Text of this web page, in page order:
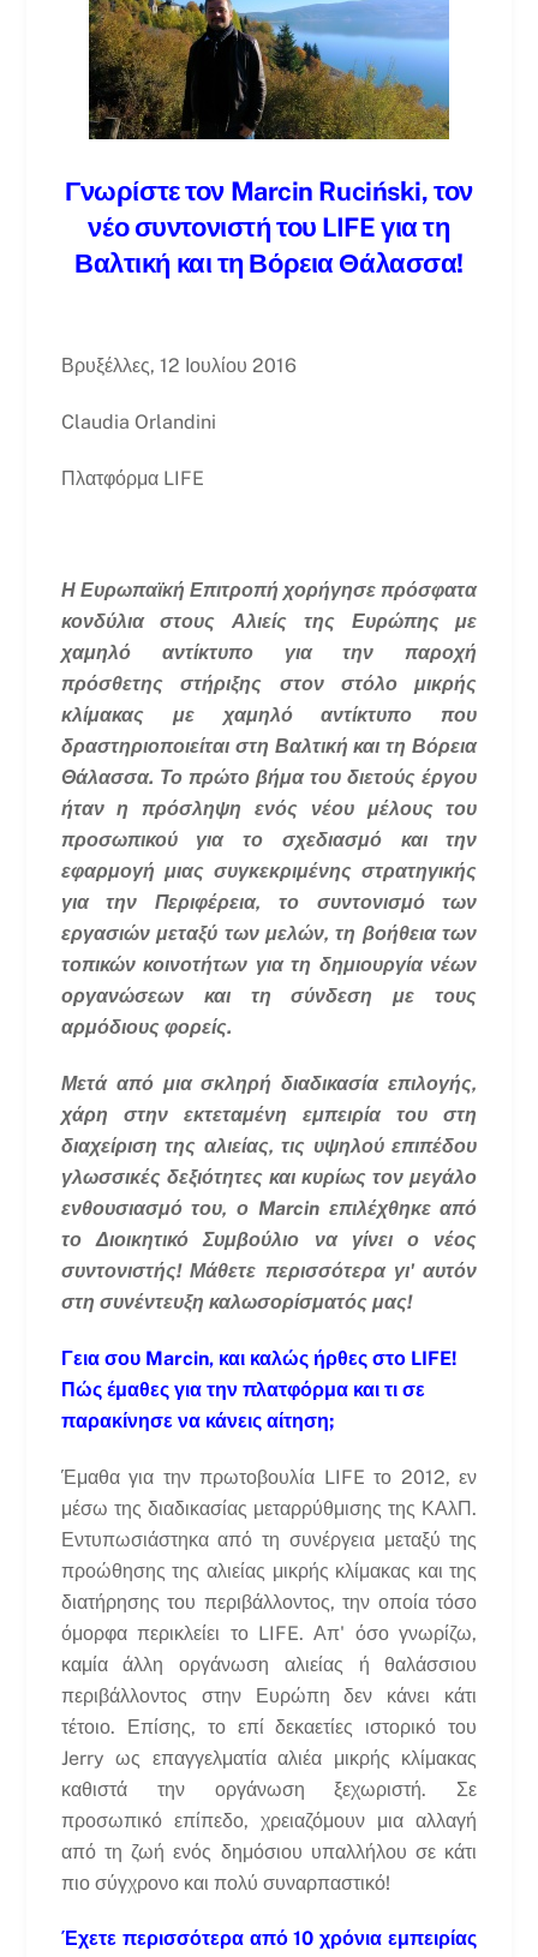
Γνωρίστε τον Marcin Ruciński, τον
νέο συντονιστή του LIFE για τη
Βαλτική και τη Βόρεια Θάλασσα!
Βρυξέλλες, 12 Ιουλίου 2016
Claudia Orlandini
Πλατφόρμα LIFE
Η Ευρωπαϊκή Επιτροπή χορήγησε πρόσφατα
κονδύλια στους Αλιείς της Ευρώπης με
χαμηλό αντίκτυπο για την παροχή
πρόσθετης στήριξης στον στόλο μικρής
κλίμακας με χαμηλό αντίκτυπο που
δραστηριοποιείται στη Βαλτική και τη Βόρεια
Θάλασσα. Το πρώτο βήμα του διετούς έργου
ήταν η πρόσληψη ενός νέου μέλους του
προσωπικού για το σχεδιασμό και την
εφαρμογή μιας συγκεκριμένης στρατηγικής
για την Περιφέρεια, το συντονισμό των
εργασιών μεταξύ των μελών, τη βοήθεια των
τοπικών κοινοτήτων για τη δημιουργία νέων
οργανώσεων και τη σύνδεση με τους
αρμόδιους φορείς.
Μετά από μια σκληρή διαδικασία επιλογής,
χάρη στην εκτεταμένη εμπειρία του στη
διαχείριση της αλιείας, τις υψηλού επιπέδου
γλωσσικές δεξιότητες και κυρίως τον μεγάλο
ενθουσιασμό του, ο Marcin επιλέχθηκε από
το Διοικητικό Συμβούλιο να γίνει ο νέος
συντονιστής! Μάθετε περισσότερα γι' αυτόν
στη συνέντευξη καλωσορίσματός μας!
Γεια σου Marcin, και καλώς ήρθες στο LIFE!
Πώς έμαθες για την πλατφόρμα και τι σε
παρακίνησε να κάνεις αίτηση;
Έμαθα για την πρωτοβουλία LIFE το 2012, εν
μέσω της διαδικασίας μεταρρύθμισης της ΚΑλΠ.
Εντυπωσιάστηκα από τη συνέργεια μεταξύ της
προώθησης της αλιείας μικρής κλίμακας και της
διατήρησης του περιβάλλοντος, την οποία τόσο
όμορφα περικλείει το LIFE. Απ' όσο γνωρίζω,
καμία άλλη οργάνωση αλιείας ή θαλάσσιου
περιβάλλοντος στην Ευρώπη δεν κάνει κάτι
τέτοιο. Επίσης, το επί δεκαετίες ιστορικό του
Jerry ως επαγγελματία αλιέα μικρής κλίμακας
καθιστά την οργάνωση ξεχωριστή. Σε
προσωπικό επίπεδο, χρειαζόμουν μια αλλαγή
από τη ζωή ενός δημόσιου υπαλλήλου σε κάτι
πιο σύγχρονο και πολύ συναρπαστικό!
Έχετε περισσότερα από 10 χρόνια εμπειρίας